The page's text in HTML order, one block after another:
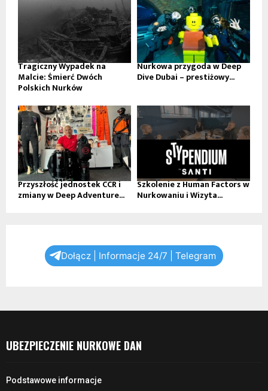
Tragiczny Wypadek na
Malcie: Śmierć Dwóch
Polskich Nurków
Nurkowa przygoda w Deep
Dive Dubai – prestiżowy...
Przyszłość jednostek CCR i
zmiany w Deep Adventure...
Szkolenie z Human Factors w
Nurkowaniu i Wizyta...
Dołącz | Informacje 24/7 | Telegram
UBEZPIECZENIE NURKOWE DAN
Podstawowe informacje